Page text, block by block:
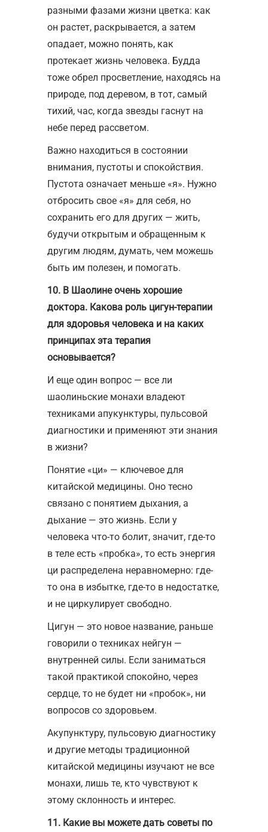
разными фазами жизни цветка: как
он растет, раскрывается, а затем
опадает, можно понять, как
протекает жизнь человека. Будда
тоже обрел просветление, находясь на
природе, под деревом, в тот, самый
тихий, час, когда звезды гаснут на
небе перед рассветом.
Важно находиться в состоянии
внимания, пустоты и спокойствия.
Пустота означает меньше «я». Нужно
отбросить свое «я» для себя, но
сохранить его для других — жить,
будучи открытым и обращенным к
другим людям, думать, чем можешь
быть им полезен, и помогать.
10. В Шаолине очень хорошие
доктора. Какова роль цигун-терапии
для здоровья человека и на каких
принципах эта терапия
основывается?
И еще один вопрос — все ли
шаолиньские монахи владеют
техниками апукунктуры, пульсовой
диагностики и применяют эти знания
в жизни?
Понятие «ци» — ключевое для
китайской медицины. Оно тесно
связано с понятием дыхания, а
дыхание — это жизнь. Если у
человека что-то болит, значит, где-то
в теле есть «пробка», то есть энергия
ци распределена неравномерно: где-
то она в избытке, где-то в недостатке,
и не циркулирует свободно.
Цигун — это новое название, раньше
говорили о техниках нейгун —
внутренней силы. Если заниматься
такой практикой спокойно, через
сердце, то не будет ни «пробок», ни
вопросов со здоровьем.
Акупунктуру, пульсовую диагностику
и другие методы традиционной
китайской медицины изучают не все
монахи, лишь те, кто чувствуют к
этому склонность и интерес.
11. Какие вы можете дать советы по